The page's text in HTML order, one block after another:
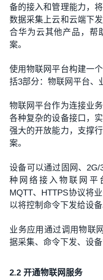
备的接入和管理能力，
数据采集上云和云端下
合华为云其他产品，帮
案。
使用物联网平台构建一
括3部分：物联网平台、
物联网平台作为连接业
各种复杂的设备接口，
强大的开放能力，支撑
案。
设备可以通过固网、2G/
种网络接入物联网平
MQTT、HTTPS协议将
以将控制命令下发给设备
业务应用通过调用物联
据采集、命令下发、设备
2.2 开通物联网服务